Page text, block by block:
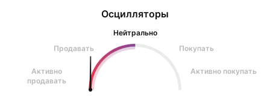
Осцилляторы
Нейтрально
Продавать
Покупать
Активно
продавать
Активно покупать